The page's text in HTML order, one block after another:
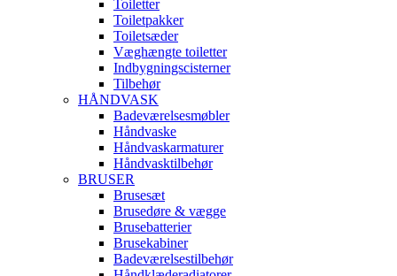
Toiletter
Toiletpakker
Toiletsæder
Væghængte toiletter
Indbygningscisterner
Tilbehør
HÅNDVASK
Badeværelsesmøbler
Håndvaske
Håndvaskarmaturer
Håndvasktilbehør
BRUSER
Brusesæt
Brusedøre & vægge
Brusebatterier
Brusekabiner
Badeværelsestilbehør